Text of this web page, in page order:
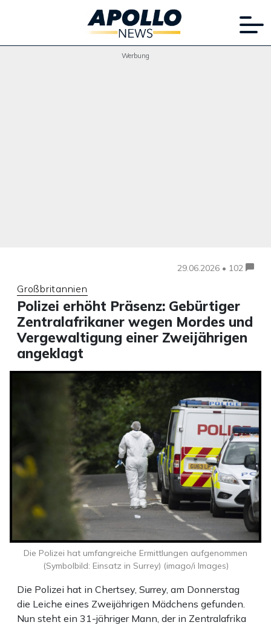
Werbung
29.06.2026 • 102
Großbritannien
Polizei erhöht Präsenz: Gebürtiger
Zentralafrikaner wegen Mordes und
Vergewaltigung einer Zweijährigen
angeklagt
Die Polizei hat in Chertsey, Surrey, am Donnerstag
die Leiche eines Zweijährigen Mädchens gefunden.
Nun steht ein 31-jähriger Mann, der in Zentralafrika
Die Polizei hat umfangreiche Ermittlungen aufgenommen
(Symbolbild: Einsatz in Surrey) (imago/i Images)